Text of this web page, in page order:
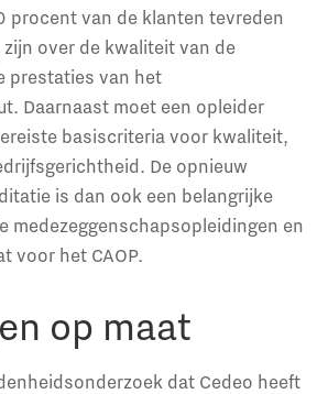
procent van de klanten tevreden
over de kwaliteit van de
prestaties van het
Daarnaast moet een opleider
basiscriteria voor kwaliteit,
De opnieuw
is dan ook een belangrijke
medezeggenschapsopleidingen en
voor het CAOP.
op maat
dat Cedeo heeft